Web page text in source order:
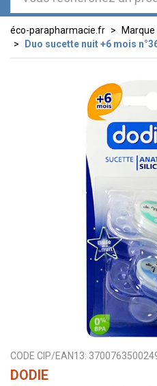
éco-parapharmacie.fr Marque
Duo sucette nuit +6 mois
CODE CIP/EAN13:
DODIE